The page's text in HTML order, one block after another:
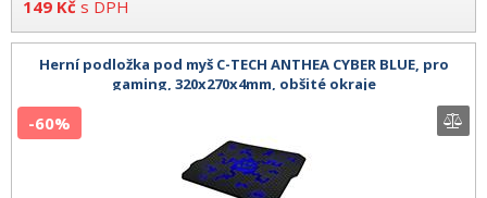
149 Kč s DPH
Herní podložka pod myš C-TECH ANTHEA CYBER BLUE, pro
gaming, 320x270x4mm, obšité okraje
-60%